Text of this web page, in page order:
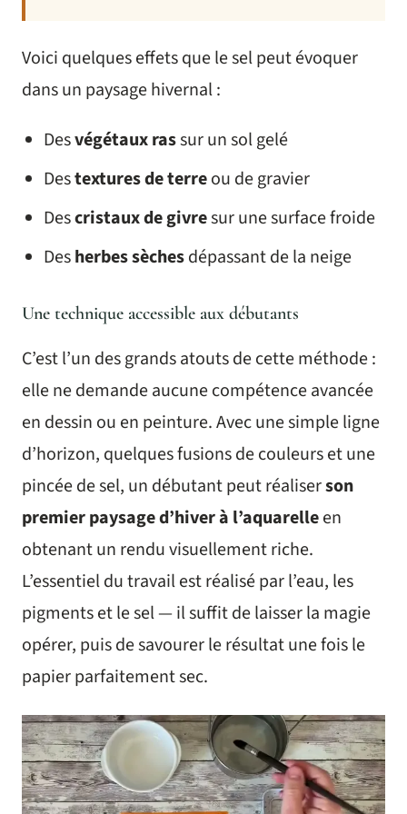
Voici quelques effets que le sel peut évoquer
dans un paysage hivernal :
Desvégétaux rassur un sol gelé
Destextures de terreou de gravier
Descristaux de givresur une surface froide
Desherbes sèchesdépassant de la neige
Une technique accessible aux débutants
C’est l’un des grands atouts de cette méthode :
elle ne demande aucune compétence avancée
en dessin ou en peinture. Avec une simple ligne
d’horizon, quelques fusions de couleurs et une
pincée de sel, un débutant peut réaliserson
premier paysage d’hiver à l’aquarelleen
obtenant un rendu visuellement riche.
L’essentiel du travail est réalisé par l’eau, les
pigments et le sel — il suffit de laisser la magie
opérer, puis de savourer le résultat une fois le
papier parfaitement sec.